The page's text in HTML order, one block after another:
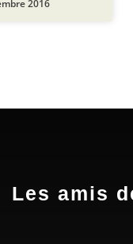
2016
Les amis